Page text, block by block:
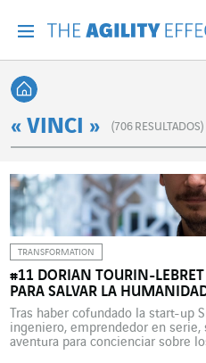
Volver a Inicio
« VINCI » (706 RESULTADOS)
TRANSFORMATION
#11 DORIAN TOURIN-
PARA SALVAR LA
Tras haber cofundado la start-up
ingeniero, emprendedor en serie,
aventura para concienciar sobre